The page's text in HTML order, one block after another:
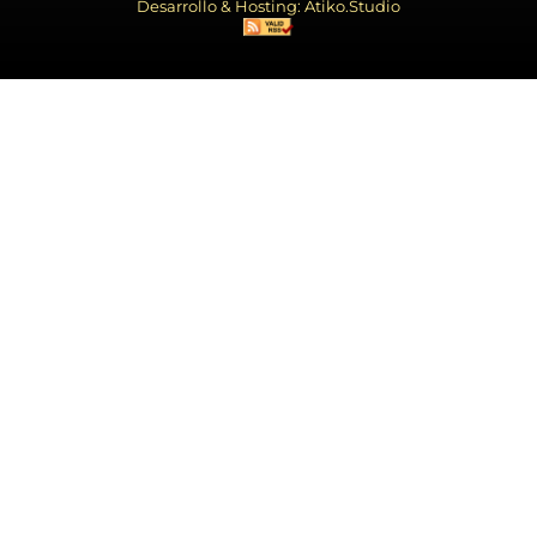
Desarrollo & Hosting: Atiko.Studio